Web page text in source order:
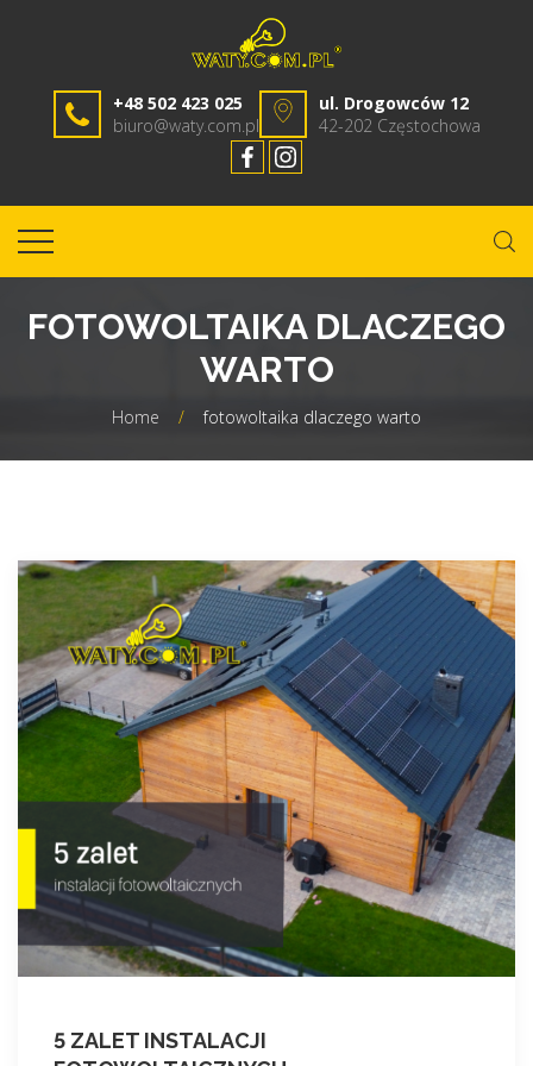
+48 502 423 025
biuro@waty.com.pl
ul. Drogowców 12
42-202 Częstochowa
FOTOWOLTAIKA DLACZEGO
WARTO
Home / fotowoltaika dlaczego warto
5 ZALET INSTALACJI